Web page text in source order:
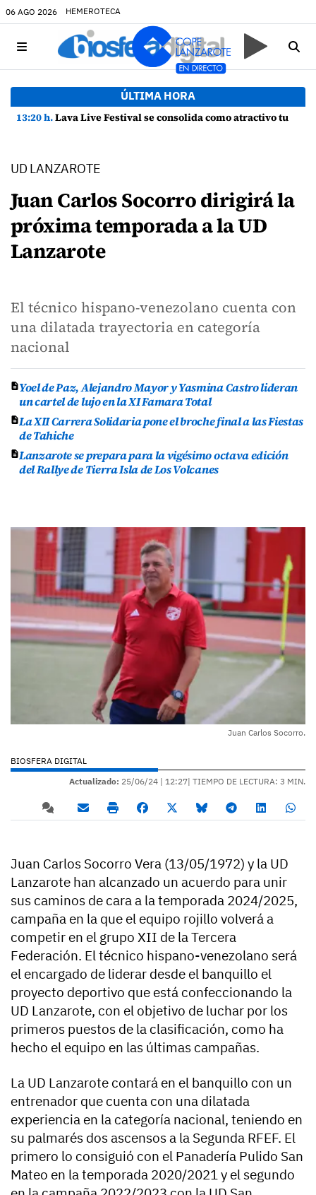
06 AGO 2026 HEMEROTECA
ÚLTIMA HORA
13:20 h.Lava Live Festival se consolida como atractivo turístico y agente dinamizador de la economía de Lanzarote
UD LANZAROTE
Juan Carlos Socorro dirigirá la
próxima temporada a la UD
Lanzarote
El técnico hispano-venezolano cuenta con
una dilatada trayectoria en categoría
nacional
Yoel de Paz, Alejandro Mayor y Yasmina Castro lideran
un cartel de lujo en la XI Famara Total
La XII Carrera Solidaria pone el broche final a las Fiestas
de Tahiche
Lanzarote se prepara para la vigésimo octava edición
del Rallye de Tierra Isla de Los Volcanes
Juan Carlos Socorro.
BIOSFERA DIGITAL
Actualizado: 25/06/24 | 12:27| TIEMPO DE LECTURA: 3 MIN.
Juan Carlos Socorro Vera (13/05/1972) y la UD
Lanzarote han alcanzado un acuerdo para unir
sus caminos de cara a la temporada 2024/2025,
campaña en la que el equipo rojillo volverá a
competir en el grupo XII de la Tercera
Federación. El técnico hispano-venezolano será
el encargado de liderar desde el banquillo el
proyecto deportivo que está confeccionando la
UD Lanzarote, con el objetivo de luchar por los
primeros puestos de la clasificación, como ha
hecho el equipo en las últimas campañas.
La UD Lanzarote contará en el banquillo con un
entrenador que cuenta con una dilatada
experiencia en la categoría nacional, teniendo en
su palmarés dos ascensos a la Segunda RFEF. El
primero lo consiguió con el Panadería Pulido San
Mateo en la temporada 2020/2021 y el segundo